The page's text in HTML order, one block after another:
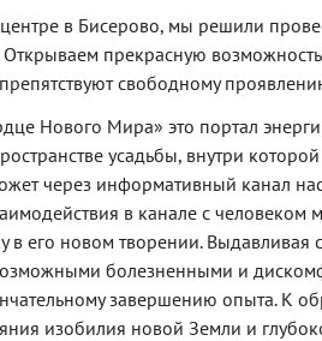
в Бисерово, мы решили
прекрасную
свободному
Нового Мира» это портал
усадьбы, внутри
через информативный канал
в канале с человеком
в его новом творении.
болезненными и
завершению опыта. К
изобилия новой Земли и